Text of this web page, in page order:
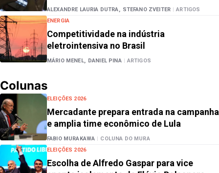
ALEXANDRE LAURIA DUTRA, STEFANO ZVEITER | ARTIGOS
ENERGIA
Competitividade na indústria
eletrointensiva no Brasil
MÁRIO MENEL, DANIEL PINA | ARTIGOS
Colunas
ELEIÇÕES 2026
Mercadante prepara entrada na campanha
e amplia time econômico de Lula
FABIO MURAKAWA | COLUNA DO MURA
ELEIÇÕES 2026
Escolha de Alfredo Gaspar para vice